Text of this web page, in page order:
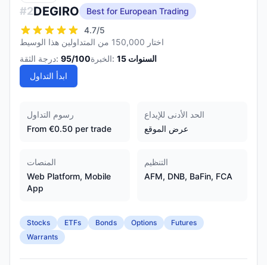
#2DEGIRO
Best for European Trading
4.7/5
اختار 150,000 من المتداولين هذا الوسيط
درجة الثقة: 95/100 الخبرة: 15 السنوات
ابدأ التداول
رسوم التداول
From €0.50 per trade
الحد الأدنى للإيداع
عرض الموقع
المنصات
Web Platform, Mobile
App
التنظيم
AFM, DNB, BaFin, FCA
Stocks ETFs Bonds Options
Futures
Warrants